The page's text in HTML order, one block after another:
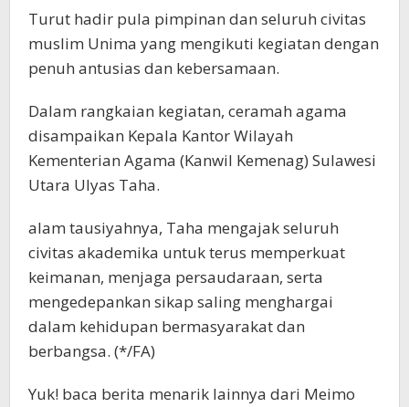
Turut hadir pula pimpinan dan seluruh civitas
muslim Unima yang mengikuti kegiatan dengan
penuh antusias dan kebersamaan.
Dalam rangkaian kegiatan, ceramah agama
disampaikan Kepala Kantor Wilayah
Kementerian Agama (Kanwil Kemenag) Sulawesi
Utara Ulyas Taha.
alam tausiyahnya, Taha mengajak seluruh
civitas akademika untuk terus memperkuat
keimanan, menjaga persaudaraan, serta
mengedepankan sikap saling menghargai
dalam kehidupan bermasyarakat dan
berbangsa. (*/FA)
Yuk! baca berita menarik lainnya dari Meimo